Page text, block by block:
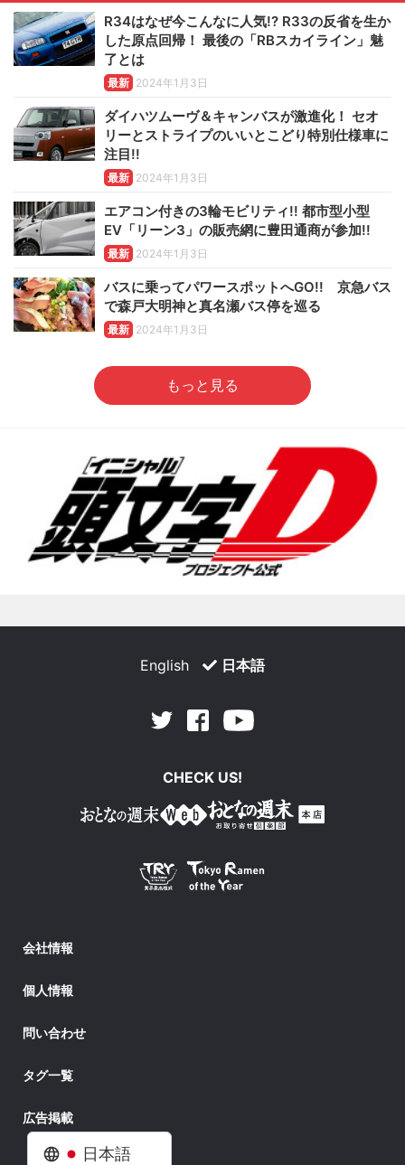
日本語
R34はなぜ今こんなに人気!? R33の反省を生か
した原点回帰！ 最後の「RBスカイライン」魅
了とは
最新 2024年1月3日
ダイハツムーヴ＆キャンバスが激進化！ セオ
リーとストライプのいいとこどり特別仕様車に
注目!!
最新 2024年1月3日
エアコン付きの3輪モビリティ!! 都市型小型
EV「リーン3」の販売網に豊田通商が参加!!
最新 2024年1月3日
バスに乗ってパワースポットへGO!! 京急バス
で森戸大明神と真名瀬バス停を巡る
最新 2024年1月3日
もっと見る
English 日本語
Twitter Facebook
CHECK US!
会社情報
個人情報
問い合わせ
タグ一覧
広告掲載